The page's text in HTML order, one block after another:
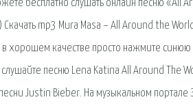
бесплатно слушать онлайн песню «All
mp3 Mura Masa – All Around the
качестве просто нажмите синюю
песню Lena Katina All Around The
Justin Bieber. На музыкальном